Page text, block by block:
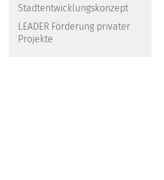
Stadtentwicklungskonzept
LEADER Förderung privater
Projekte